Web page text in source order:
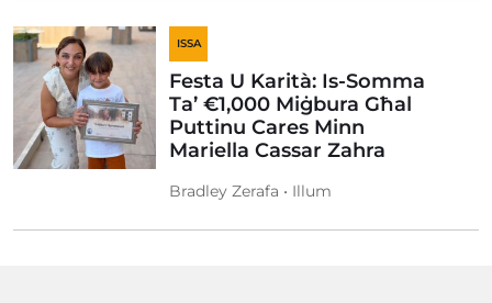
ISSA
Festa U Karità: Is-Somma
Ta’ €1,000 Miġbura Għal
Puttinu Cares Minn
Mariella Cassar Zahra
Bradley Zerafa • Illum